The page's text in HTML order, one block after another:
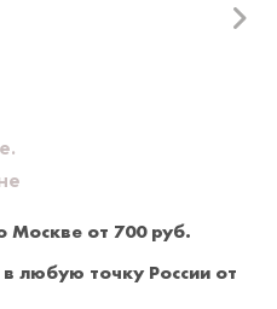
Москве от 700 руб.
любую точку России от